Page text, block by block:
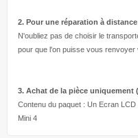
2. Pour une réparation à
N'oubliez pas de choisir le
pour que l'on puisse vous renvoyer
3. Achat de la pièce uniquement
Contenu du paquet : Un Ecran
Mini 4